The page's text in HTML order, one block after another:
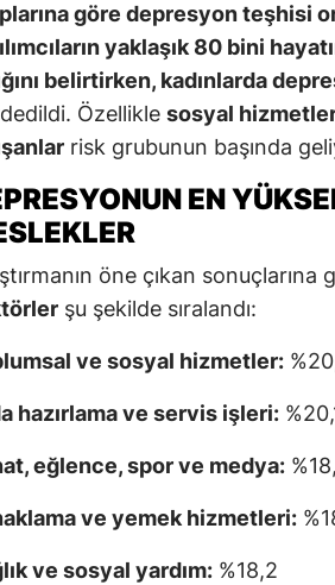
göre depresyon teşhisi
yaklaşık 80 bini
belirtirken, kadınlarda
Özellikle sosyal
risk grubunun başında
EN
öne çıkan sonuçlarına
şu şekilde sıralandı:
ve sosyal hizmetler:
hazırlama ve servis işleri:
eğlence, spor ve medya:
ve yemek hizmetleri:
ve sosyal yardım: %18,2